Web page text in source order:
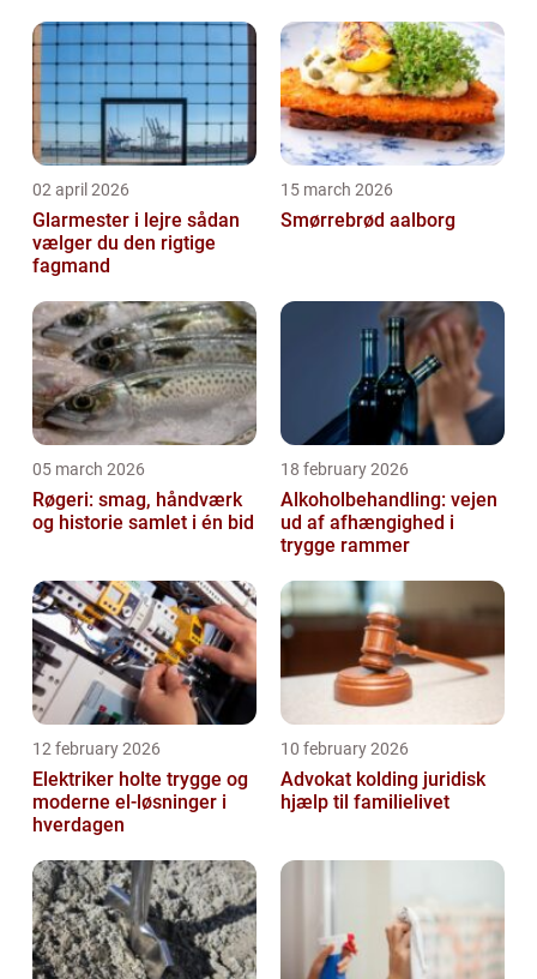
02 april 2026
Glarmester i lejre sådan
vælger du den rigtige
fagmand
15 march 2026
Smørrebrød aalborg
05 march 2026
Røgeri: smag, håndværk
og historie samlet i én bid
18 february 2026
Alkoholbehandling: vejen
ud af afhængighed i
trygge rammer
12 february 2026
Elektriker holte trygge og
moderne el-løsninger i
hverdagen
10 february 2026
Advokat kolding juridisk
hjælp til familielivet